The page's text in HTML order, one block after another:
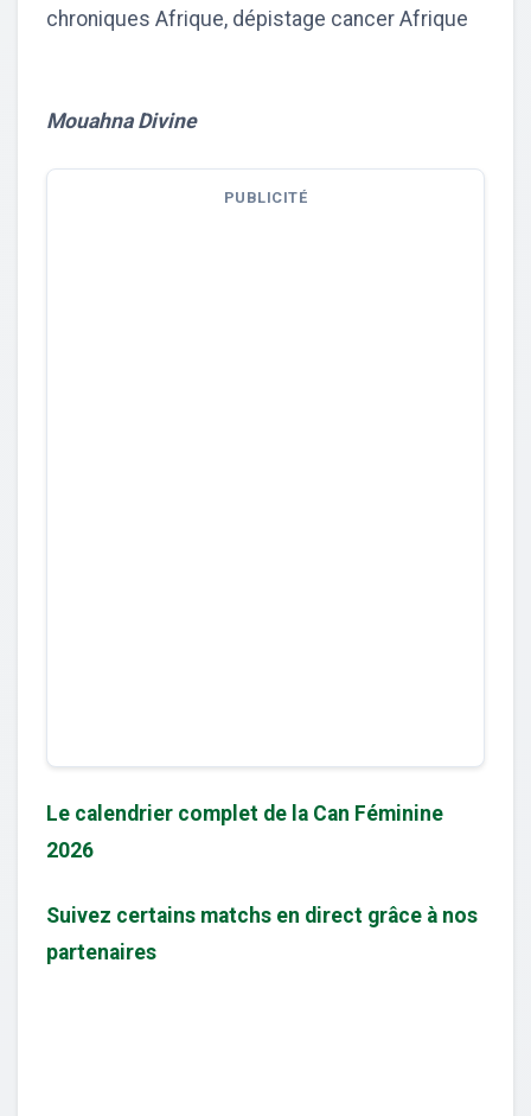
chroniques Afrique, dépistage cancer Afrique
Mouahna Divine
PUBLICITÉ
Le calendrier complet de la Can Féminine
2026
Suivez certains matchs en direct grâce à nos
partenaires